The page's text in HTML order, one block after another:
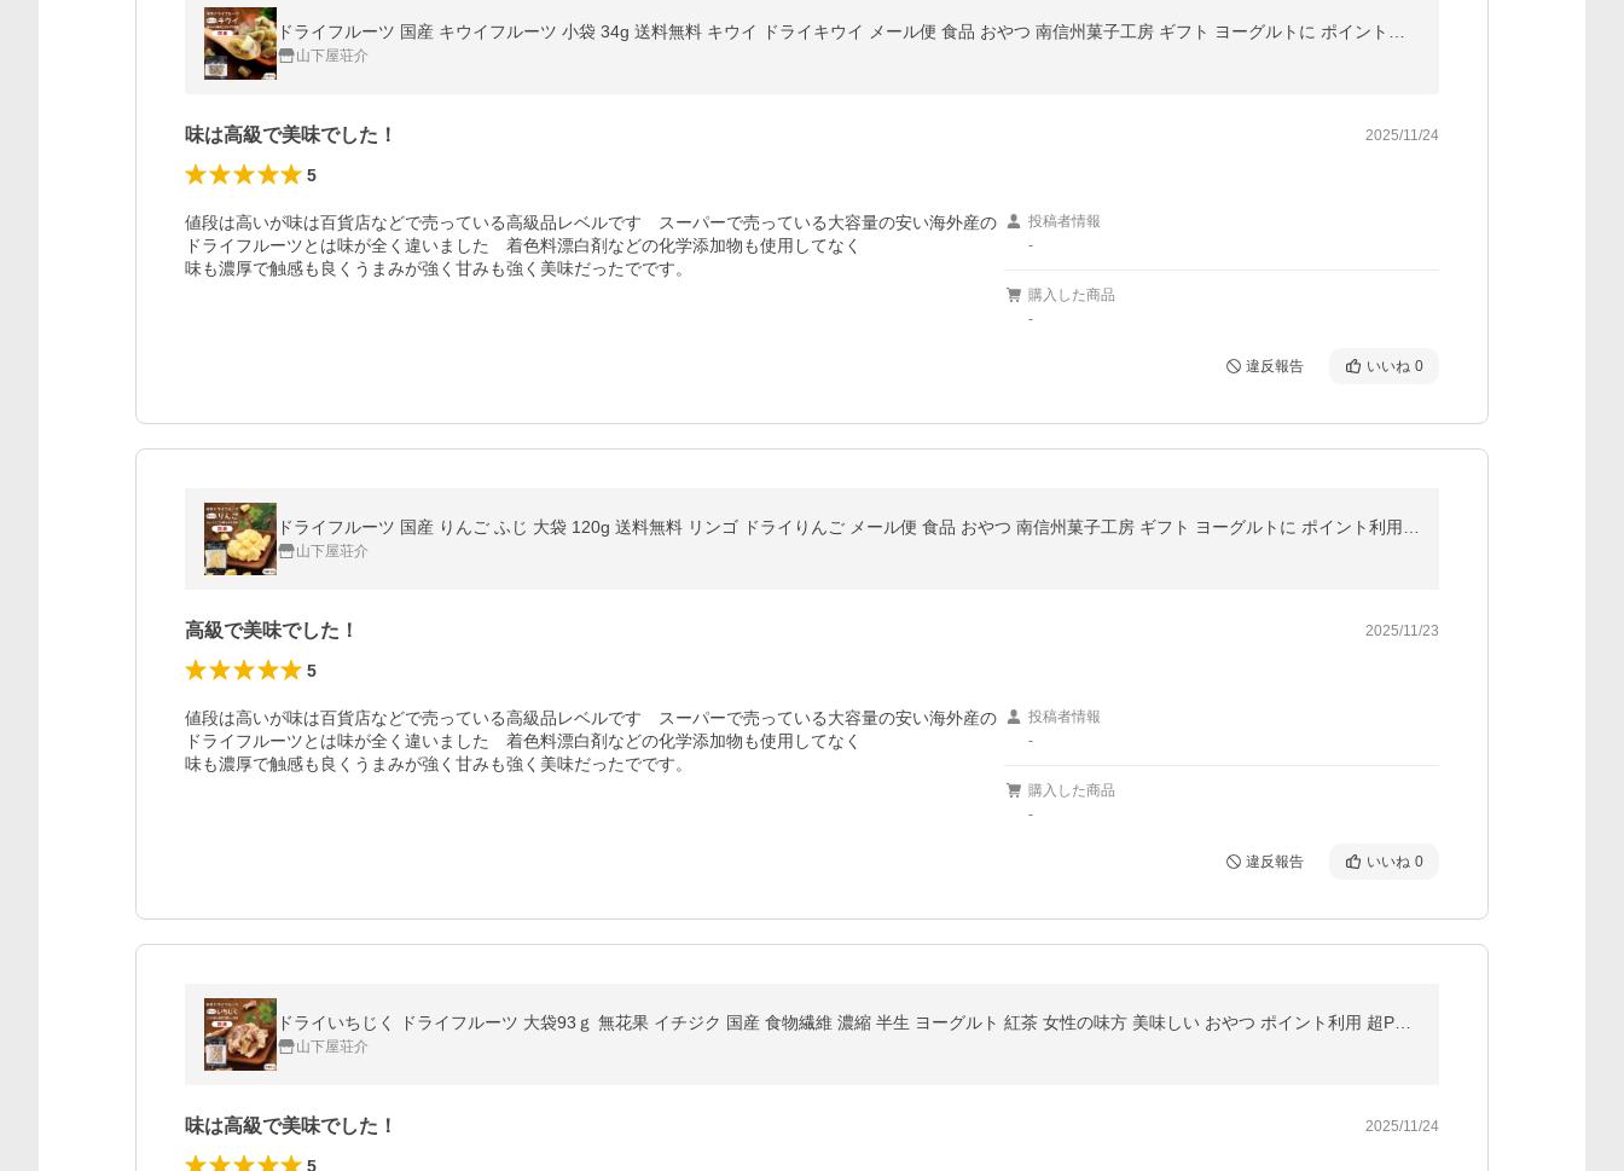
山下屋荘介
味は高級で美味でした！ 2025/11/24
5
値段は高いが味は百貨店などで売っている高級品レベルです　スーパーで売っている大容量の安い海外産の
ドライフルーツとは味が全く違いました　着色料漂白剤などの化学添加物も使用してなく
味も濃厚で触感も良くうまみが強く甘みも強く美味だったでです。
投稿者情報
-
購入した商品
-
違反報告 いいね 0
山下屋荘介
高級で美味でした！ 2025/11/23
5
値段は高いが味は百貨店などで売っている高級品レベルです　スーパーで売っている大容量の安い海外産の
ドライフルーツとは味が全く違いました　着色料漂白剤などの化学添加物も使用してなく
味も濃厚で触感も良くうまみが強く甘みも強く美味だったでです。
投稿者情報
-
購入した商品
-
違反報告 いいね 0
山下屋荘介
味は高級で美味でした！ 2025/11/24
5